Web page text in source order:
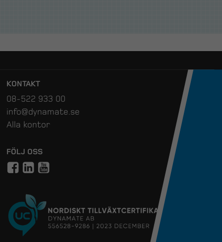
KONTAKT
08-522 933 00
info@dynamate.se
Alla kontor
FÖLJ OSS